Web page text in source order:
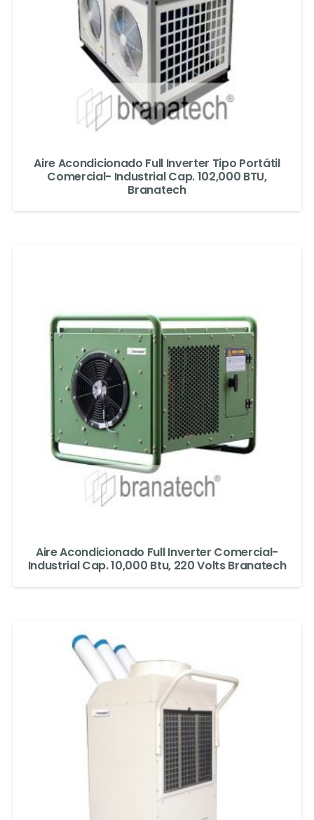
Aire Acondicionado Full Inverter Tipo Portátil
Comercial- Industrial Cap. 102,000 BTU,
Branatech
Aire Acondicionado Full Inverter Comercial-
Industrial Cap. 10,000 Btu, 220 Volts Branatech